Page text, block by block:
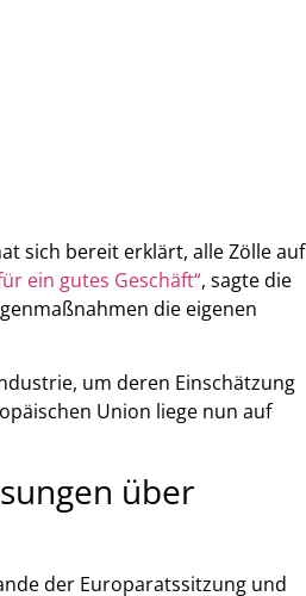
sich bereit erklärt, alle Zölle auf
ein gutes Geschäft“, sagte die
die eigenen
um deren Einschätzung
Union liege nun auf
über
der Europaratssitzung und